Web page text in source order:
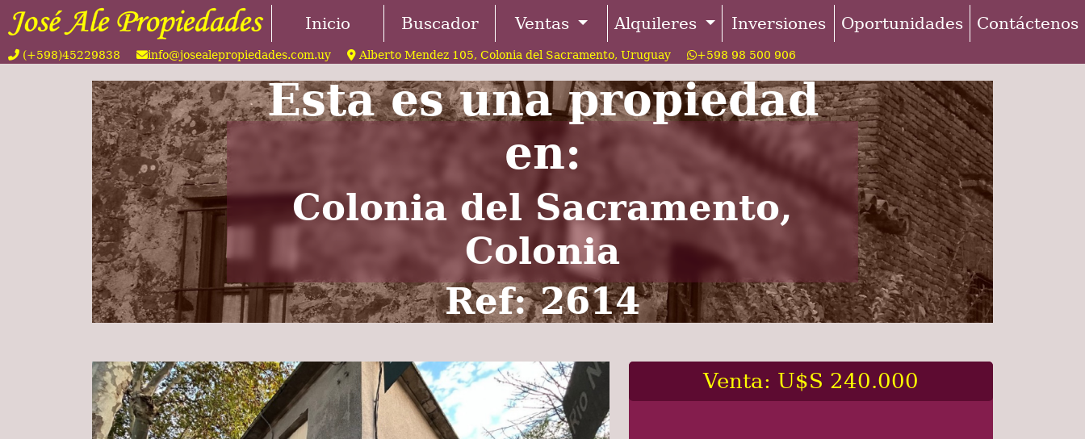
Inicio Buscador Ventas Alquileres Inversiones Oportunidades Contáctenos
(+598)45229838 info@josealepropiedades.com.uy Alberto Mendez 105, Colonia del Sacramento, Uruguay +598 98 500 906
Esta es una propiedad
en:
Colonia del Sacramento,
Colonia
Ref: 2614
Venta: U$S 240.000